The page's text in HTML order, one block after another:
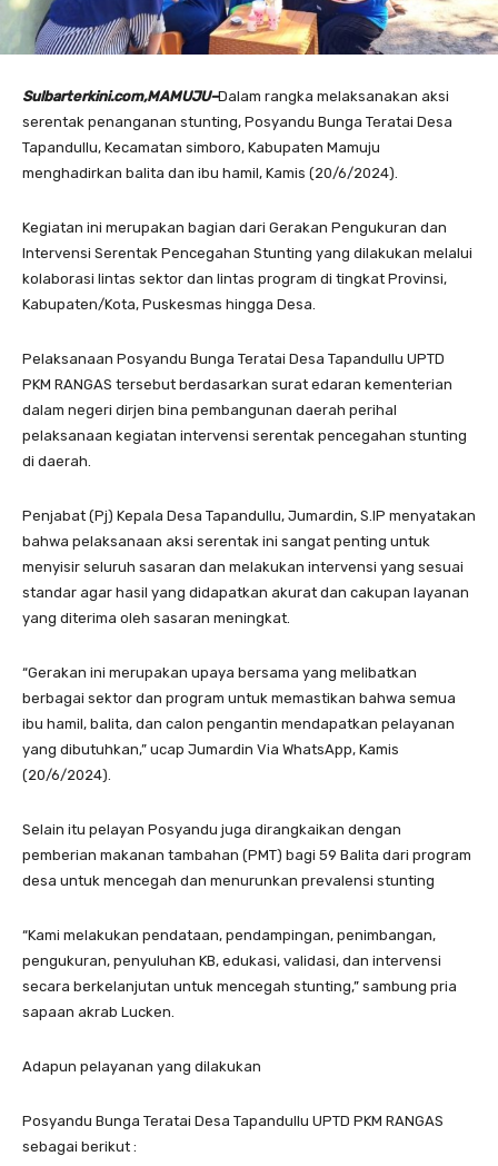
Sulbarterkini.com,MAMUJU–Dalam rangka melaksanakan aksi
serentak penanganan stunting, Posyandu Bunga Teratai Desa
Tapandullu, Kecamatan simboro, Kabupaten Mamuju
menghadirkan balita dan ibu hamil, Kamis (20/6/2024).
Kegiatan ini merupakan bagian dari Gerakan Pengukuran dan
Intervensi Serentak Pencegahan Stunting yang dilakukan melalui
kolaborasi lintas sektor dan lintas program di tingkat Provinsi,
Kabupaten/Kota, Puskesmas hingga Desa.
Pelaksanaan Posyandu Bunga Teratai Desa Tapandullu UPTD
PKM RANGAS tersebut berdasarkan surat edaran kementerian
dalam negeri dirjen bina pembangunan daerah perihal
pelaksanaan kegiatan intervensi serentak pencegahan stunting
di daerah.
Penjabat (Pj) Kepala Desa Tapandullu, Jumardin, S.IP menyatakan
bahwa pelaksanaan aksi serentak ini sangat penting untuk
menyisir seluruh sasaran dan melakukan intervensi yang sesuai
standar agar hasil yang didapatkan akurat dan cakupan layanan
yang diterima oleh sasaran meningkat.
“Gerakan ini merupakan upaya bersama yang melibatkan
berbagai sektor dan program untuk memastikan bahwa semua
ibu hamil, balita, dan calon pengantin mendapatkan pelayanan
yang dibutuhkan,” ucap Jumardin Via WhatsApp, Kamis
(20/6/2024).
Selain itu pelayan Posyandu juga dirangkaikan dengan
pemberian makanan tambahan (PMT) bagi 59 Balita dari program
desa untuk mencegah dan menurunkan prevalensi stunting
“Kami melakukan pendataan, pendampingan, penimbangan,
pengukuran, penyuluhan KB, edukasi, validasi, dan intervensi
secara berkelanjutan untuk mencegah stunting,” sambung pria
sapaan akrab Lucken.
Adapun pelayanan yang dilakukan
Posyandu Bunga Teratai Desa Tapandullu UPTD PKM RANGAS
sebagai berikut :